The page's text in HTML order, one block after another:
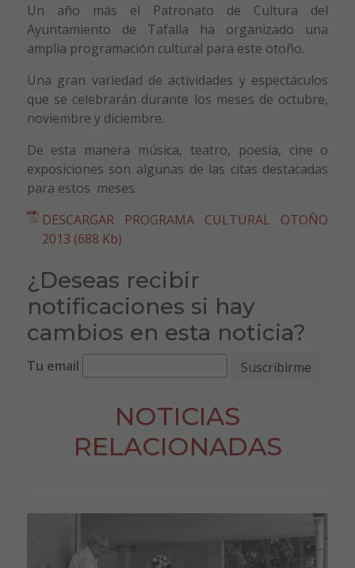
Un año más el Patronato de Cultura del
Ayuntamiento de Tafalla ha organizado una
amplia programación cultural para este otoño.
Una gran variedad de actividades y espectáculos
que se celebrarán durante los meses de octubre,
noviembre y diciembre.
De esta manera música, teatro, poesía, cine o
exposiciones son algunas de las citas destacadas
para estos meses.
DESCARGAR PROGRAMA CULTURAL OTOÑO
2013 (688 Kb)
¿Deseas recibir
notificaciones si hay
cambios en esta noticia?
Tu email
NOTICIAS
RELACIONADAS